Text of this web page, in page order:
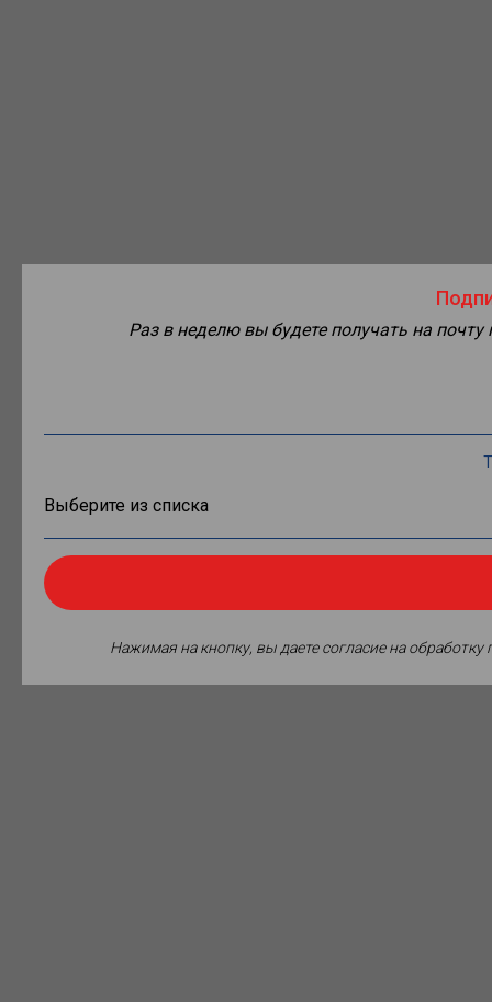
Раз в неделю вы будете получать на
Нажимая на кнопку, вы даете согласие на